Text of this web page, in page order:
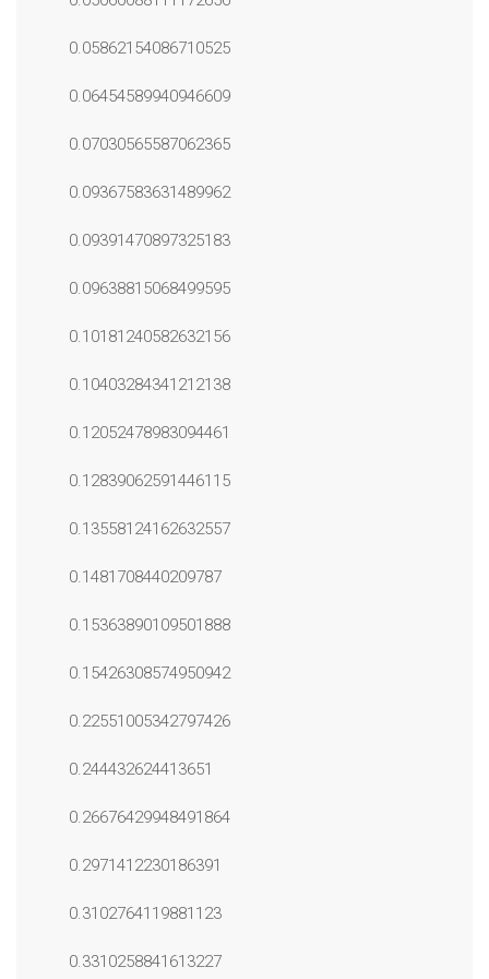
0.05862154086710525
0.06454589940946609
0.07030565587062365
0.09367583631489962
0.09391470897325183
0.09638815068499595
0.10181240582632156
0.10403284341212138
0.12052478983094461
0.12839062591446115
0.13558124162632557
0.1481708440209787
0.15363890109501888
0.15426308574950942
0.22551005342797426
0.244432624413651
0.26676429948491864
0.2971412230186391
0.3102764119881123
0.3310258841613227